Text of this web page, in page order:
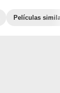
Películas